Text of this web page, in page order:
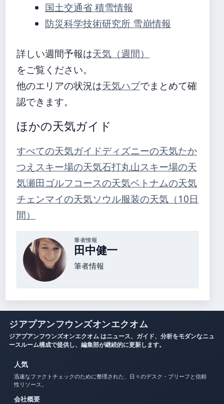
国土交通省 積雪情報
防災科学技術研究所 雪崩情報
詳しい週間予報は天気（週間）
をご覧ください。
他のエリアの状況は天気ハブでまとめて確
認できます。
ほかの天気ガイド
すべての天気ガイドディズニーの天気たか
つえスキー場の天気石打丸山スキー場の天
気瀬田ゴルフコースの天気ベトナムの天気
チェンマイの天気ソウル服装の天気（10日
間）
筆者情報
田中健一
筆者情報
ジアプアンフウンズオンエクオム
ジアプアンフウンズオンエクオム はニュース、ガイド、分析をモダンなニュ
ースルーム構成で提供し、編集部が継続的に更新します。
人気
迅速なファクトチェックのために整理された、日々のデスク・ブリーフと信頼
性リソース。
会社概要